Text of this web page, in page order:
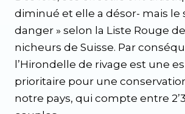
diminué et elle a désor- mais le
danger » selon la Liste Rouge
nicheurs de Suisse. Par
l’Hirondelle de rivage est une
prioritaire pour une
notre pays, qui compte entre